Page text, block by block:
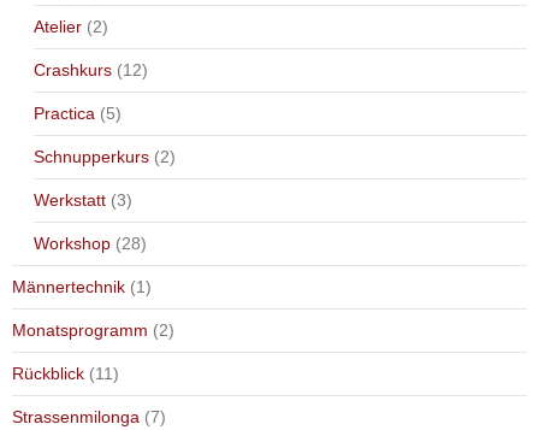
Atelier (2)
Crashkurs (12)
Practica (5)
Schnupperkurs (2)
Werkstatt (3)
Workshop (28)
Männertechnik (1)
Monatsprogramm (2)
Rückblick (11)
Strassenmilonga (7)